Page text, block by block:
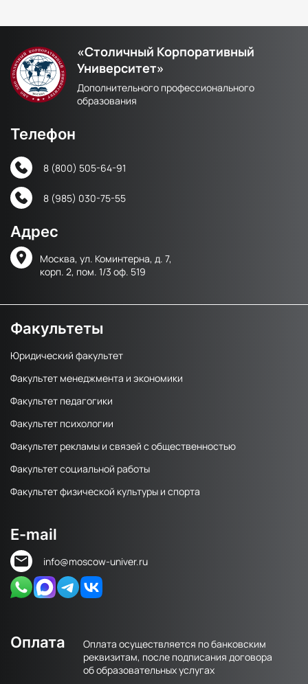
«Столичный Корпоративный
Университет»
Дополнительного профессионального
образования
Телефон
8 (800) 505-64-91
8 (985) 030-75-55
Адрес
Москва, ул. Коминтерна, д. 7,
корп. 2, пом. 1/3 оф. 519
Факультеты
Юридический факультет
Факультет менеджмента и экономики
Факультет педагогики
Факультет психологии
Факультет рекламы и связей с общественностью
Факультет социальной работы
Факультет физической культуры и спорта
E-mail
info@moscow-univer.ru
Оплата
Оплата осуществляется по банковским
реквизитам, после подписания договора
об образовательных услугах